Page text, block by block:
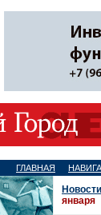
ГЛАВНАЯ
Новости
января